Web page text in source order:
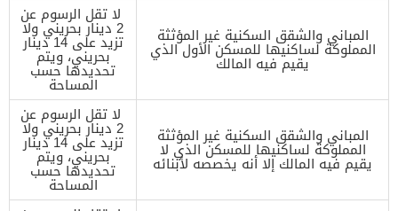
المباني والشقق السكنية غير المؤثثة
المملوكة لساكنيها للمسكن الأول الذي
يقيم فيه المالك
لا تقل الرسوم عن
2 دينار بحريني ولا
تزيد على 14 دينار
بحريني، ويتم
تحديدها حسب
المساحة
المباني والشقق السكنية غير المؤثثة
المملوكة لساكنيها للمسكن الذي لا
يقيم فيه المالك إلا أنه يخصصه لأبنائه
لا تقل الرسوم عن
2 دينار بحريني ولا
تزيد على 14 دينار
بحريني، ويتم
تحديدها حسب
المساحة